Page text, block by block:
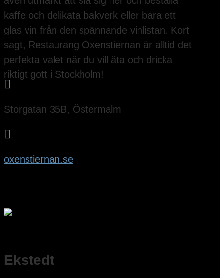
kaffe och delikata bakverk eller bara ett
glas vin från den spännande vinlistan. Kort
sagt, Restaurang Oxenstiernan är alltid det
perfekta valet när du vill äta och dricka
riktigt gott i Stockholm!

Storgatan 35B, Östermalm

oxenstiernan.se
Ekstedt